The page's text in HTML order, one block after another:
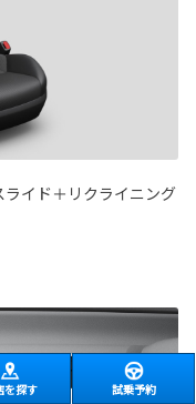
イド＋リクライニング
を探す 試乗予約